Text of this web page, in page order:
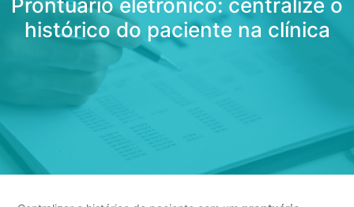
Prontuário eletrônico: centralize o
histórico do paciente na clínica